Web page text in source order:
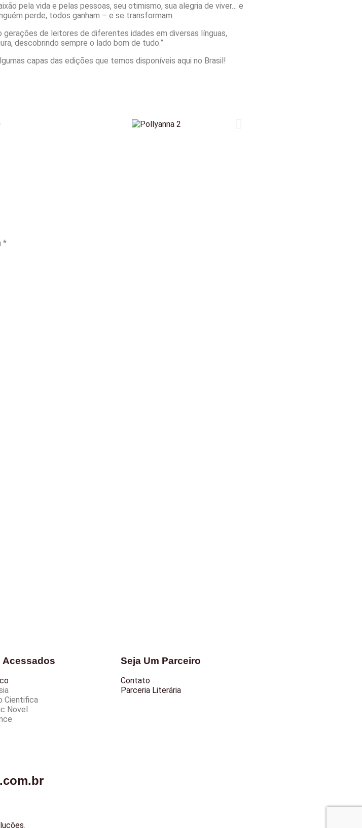
pela vida e pelas pessoas, seu otimismo, sua alegria de viver… e
perde, todos ganham – e se transformam.
de leitores de diferentes idades em diversas línguas,
descobrindo sempre o lado bom de tudo.”
capas das edições que temos disponíveis aqui no Brasil!
*
Acessados
Cientifica
Novel
Seja Um Parceiro
Contato
Parceria Literária